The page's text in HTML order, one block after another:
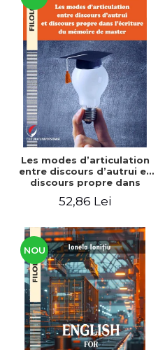
Les modes d’articulation
entre discours d’autrui et
discours propre dans
master
52,86 Lei
NOU